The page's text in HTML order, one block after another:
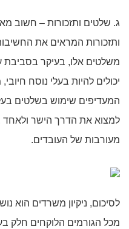
ג. שלטים ותזכורות – חשוב
ותזכורות המראים את
משלטים אלו, בעיקר בסביבת
יכולים להיות בעלי נוסח
המעדיפים שימוש בשלטים
למצוא את הדרך הישר ולאחד
מעורבות של העובדים.
לסיכום, ניקיון משרדים הוא
מכל הגורמים הלוקחים חלק